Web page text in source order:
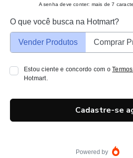
A senha deve conter: mais de 7
O que você busca na Hotmart?
Vender Produtos Comprar
Estou ciente e concordo com o
Hotmart.
Cadastre-se
Powered by